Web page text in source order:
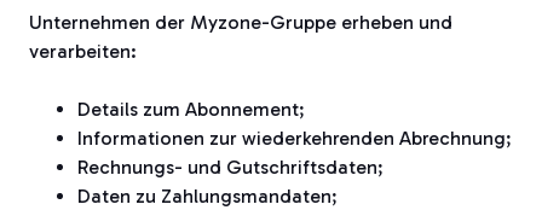
Unternehmen der Myzone-Gruppe erheben und
verarbeiten:
Details zum Abonnement;
Informationen zur wiederkehrenden Abrechnung;
Rechnungs- und Gutschriftsdaten;
Daten zu Zahlungsmandaten;